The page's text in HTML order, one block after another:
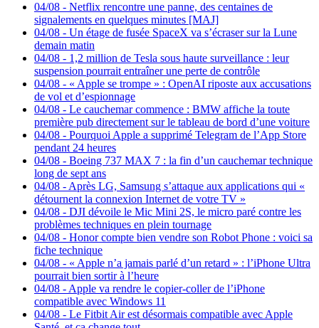
04/08 - Netflix rencontre une panne, des centaines de
signalements en quelques minutes [MAJ]
04/08 - Un étage de fusée SpaceX va s’écraser sur la Lune
demain matin
04/08 - 1,2 million de Tesla sous haute surveillance : leur
suspension pourrait entraîner une perte de contrôle
04/08 - « Apple se trompe » : OpenAI riposte aux accusations
de vol et d’espionnage
04/08 - Le cauchemar commence : BMW affiche la toute
première pub directement sur le tableau de bord d’une voiture
04/08 - Pourquoi Apple a supprimé Telegram de l’App Store
pendant 24 heures
04/08 - Boeing 737 MAX 7 : la fin d’un cauchemar technique
long de sept ans
04/08 - Après LG, Samsung s’attaque aux applications qui «
détournent la connexion Internet de votre TV »
04/08 - DJI dévoile le Mic Mini 2S, le micro paré contre les
problèmes techniques en plein tournage
04/08 - Honor compte bien vendre son Robot Phone : voici sa
fiche technique
04/08 - « Apple n’a jamais parlé d’un retard » : l’iPhone Ultra
pourrait bien sortir à l’heure
04/08 - Apple va rendre le copier-coller de l’iPhone
compatible avec Windows 11
04/08 - Le Fitbit Air est désormais compatible avec Apple